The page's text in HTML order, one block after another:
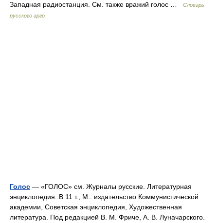
Западная радиостанция. См. также вражий голос …
Словарь
русского арго
Голос — «ГОЛОС» см. Журналы русские. Литературная
энциклопедия. В 11 т.; М.: издательство Коммунистической
академии, Советская энциклопедия, Художественная
литература. Под редакцией В. М. Фриче, А. В. Луначарского.